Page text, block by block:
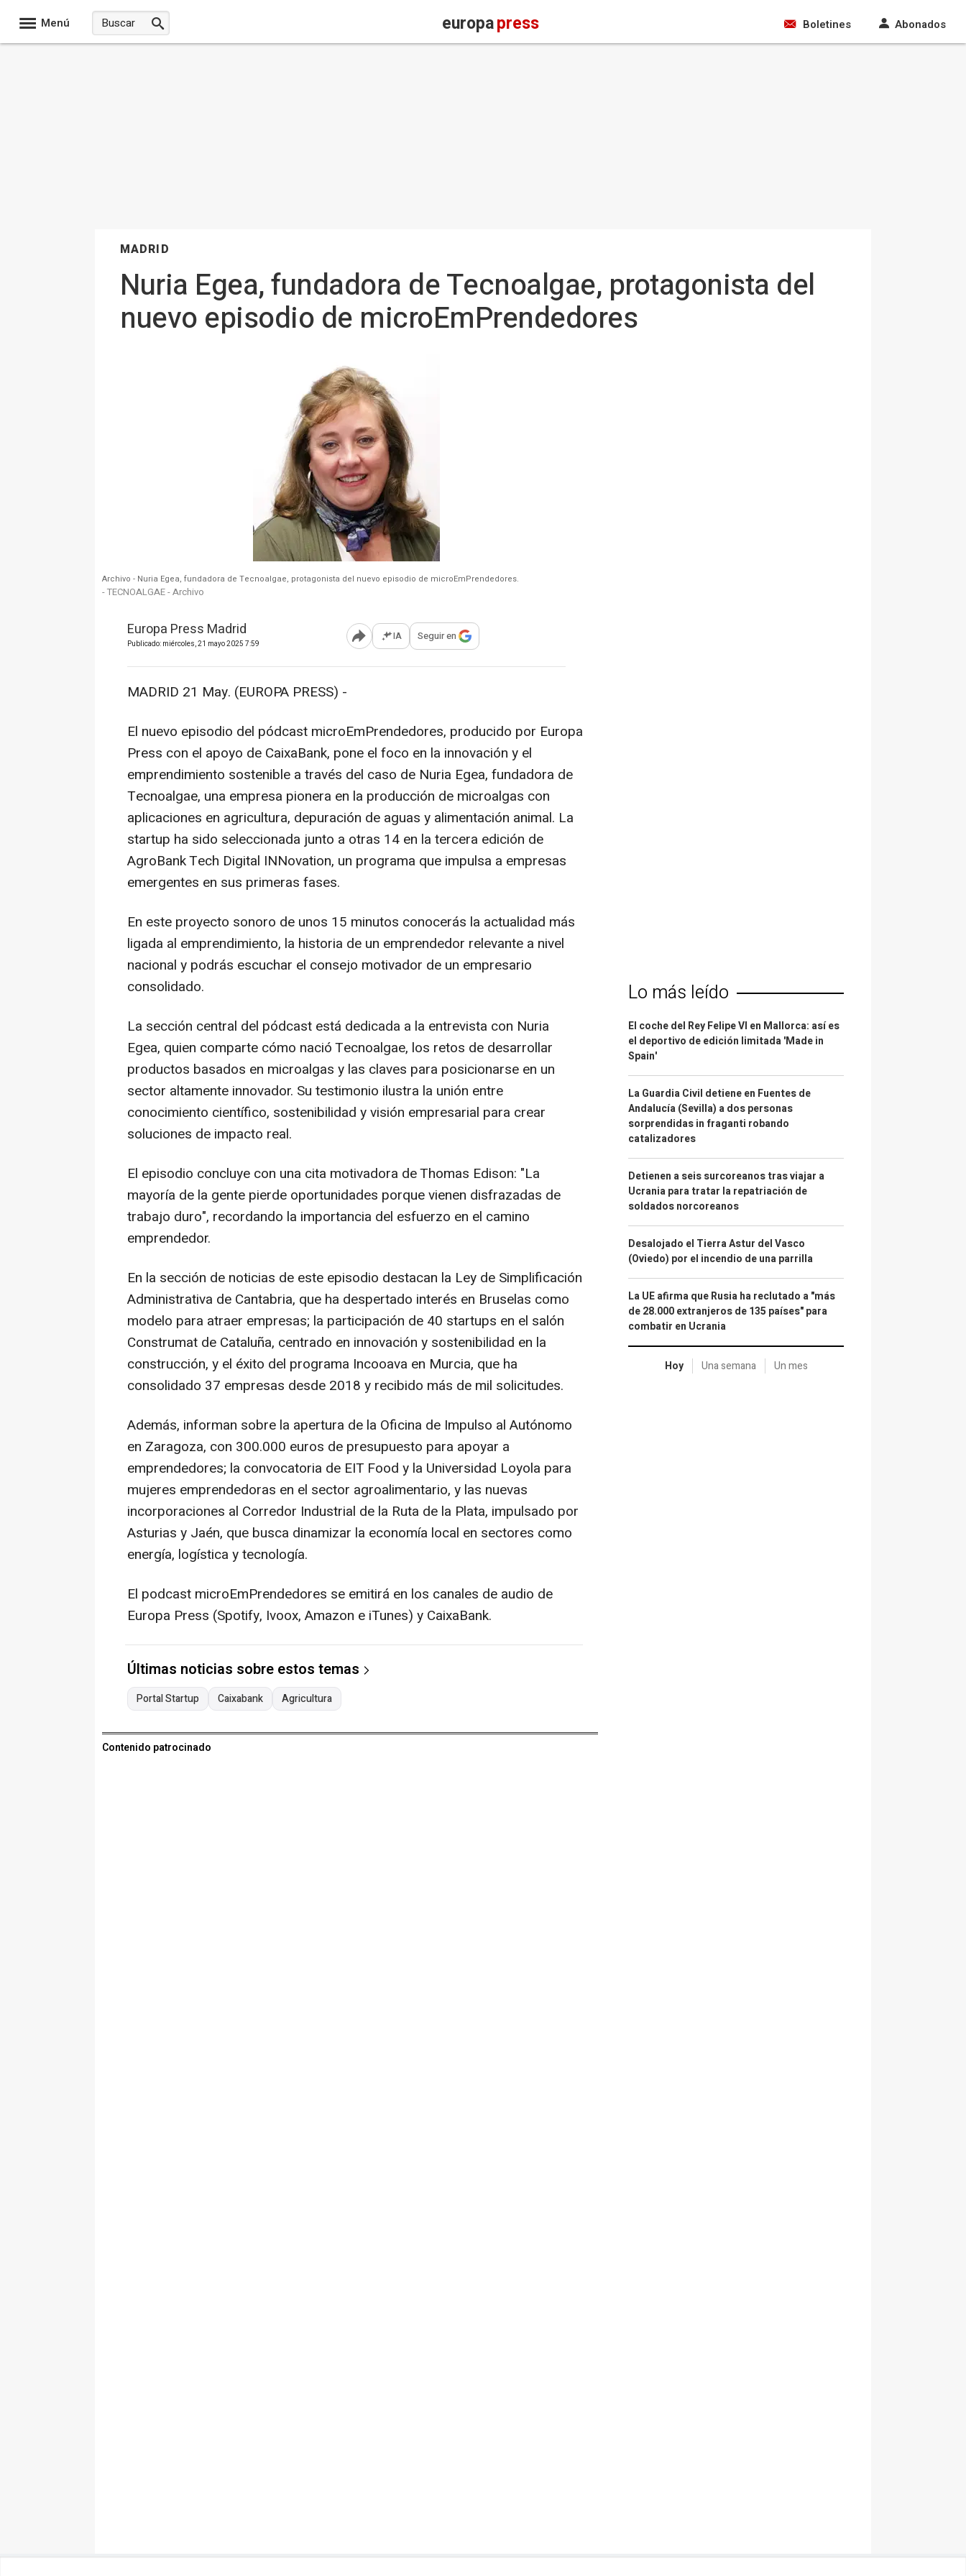
Menú europapress Boletines Abonados
MADRID
Nuria Egea, fundadora de Tecnoalgae, protagonista del
nuevo episodio de microEmPrendedores
Archivo - Nuria Egea, fundadora de Tecnoalgae, protagonista del nuevo episodio de microEmPrendedores.
- TECNOALGAE - Archivo
Europa Press Madrid
Publicado: miércoles, 21 mayo 2025 7:59 Abrir opciones para compartir
IA Seguir en
MADRID 21 May. (EUROPA PRESS) -
El nuevo episodio del pódcast microEmPrendedores, producido por Europa
Press con el apoyo de CaixaBank, pone el foco en la innovación y el
emprendimiento sostenible a través del caso de Nuria Egea, fundadora de
Tecnoalgae, una empresa pionera en la producción de microalgas con
aplicaciones en agricultura, depuración de aguas y alimentación animal. La
startup ha sido seleccionada junto a otras 14 en la tercera edición de
AgroBank Tech Digital INNovation, un programa que impulsa a empresas
emergentes en sus primeras fases.
En este proyecto sonoro de unos 15 minutos conocerás la actualidad más
ligada al emprendimiento, la historia de un emprendedor relevante a nivel
nacional y podrás escuchar el consejo motivador de un empresario
consolidado.
La sección central del pódcast está dedicada a la entrevista con Nuria
Egea, quien comparte cómo nació Tecnoalgae, los retos de desarrollar
productos basados en microalgas y las claves para posicionarse en un
sector altamente innovador. Su testimonio ilustra la unión entre
conocimiento científico, sostenibilidad y visión empresarial para crear
soluciones de impacto real.
El episodio concluye con una cita motivadora de Thomas Edison: "La
mayoría de la gente pierde oportunidades porque vienen disfrazadas de
trabajo duro", recordando la importancia del esfuerzo en el camino
emprendedor.
En la sección de noticias de este episodio destacan la Ley de Simplificación
Administrativa de Cantabria, que ha despertado interés en Bruselas como
modelo para atraer empresas; la participación de 40 startups en el salón
Construmat de Cataluña, centrado en innovación y sostenibilidad en la
construcción, y el éxito del programa Incooava en Murcia, que ha
consolidado 37 empresas desde 2018 y recibido más de mil solicitudes.
Además, informan sobre la apertura de la Oficina de Impulso al Autónomo
en Zaragoza, con 300.000 euros de presupuesto para apoyar a
emprendedores; la convocatoria de EIT Food y la Universidad Loyola para
mujeres emprendedoras en el sector agroalimentario, y las nuevas
incorporaciones al Corredor Industrial de la Ruta de la Plata, impulsado por
Asturias y Jaén, que busca dinamizar la economía local en sectores como
energía, logística y tecnología.
El podcast microEmPrendedores se emitirá en los canales de audio de
Europa Press (Spotify, Ivoox, Amazon e iTunes) y CaixaBank.
Últimas noticias sobre estos temas
Portal Startup Caixabank Agricultura
Contenido patrocinado
Lo más leído
El coche del Rey Felipe VI en Mallorca: así es
el deportivo de edición limitada 'Made in
Spain'
La Guardia Civil detiene en Fuentes de
Andalucía (Sevilla) a dos personas
sorprendidas in fraganti robando
catalizadores
Detienen a seis surcoreanos tras viajar a
Ucrania para tratar la repatriación de
soldados norcoreanos
Desalojado el Tierra Astur del Vasco
(Oviedo) por el incendio de una parrilla
La UE afirma que Rusia ha reclutado a "más
de 28.000 extranjeros de 135 países" para
combatir en Ucrania
Hoy Una semana Un mes